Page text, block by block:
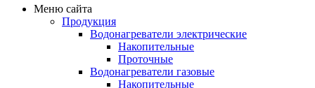
Меню сайта
Продукция
Водонагреватели электрические
Накопительные
Проточные
Водонагреватели газовые
Накопительные